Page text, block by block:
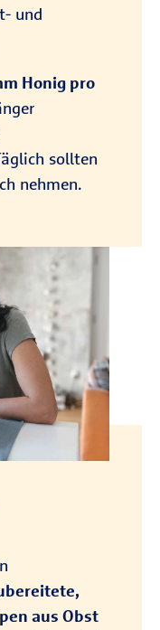
und
Honig pro
sollten
nehmen.
aus Obst